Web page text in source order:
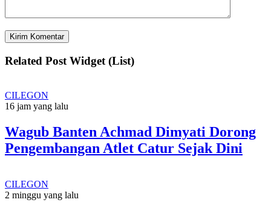
Related Post Widget (List)
CILEGON
16 jam yang lalu
Wagub Banten Achmad Dimyati Dorong
Pengembangan Atlet Catur Sejak Dini
CILEGON
2 minggu yang lalu